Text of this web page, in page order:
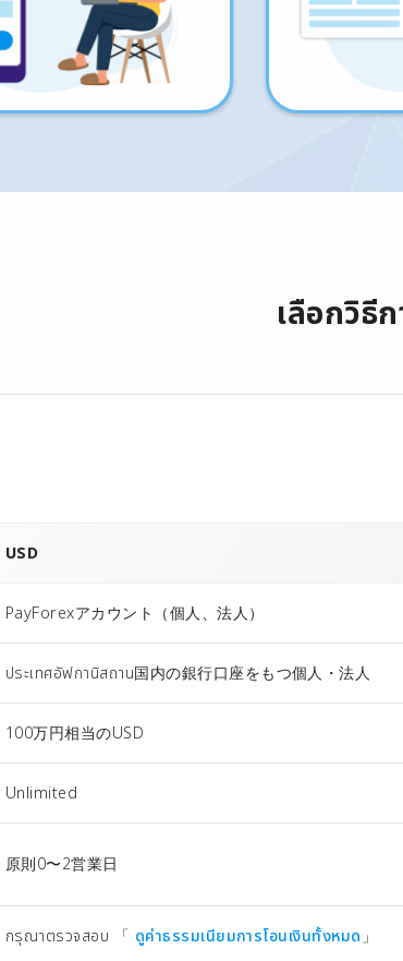
เลือกวิธี
USD
PayForexアカウント（個⼈、法⼈）
ประเทศอัฟกานิสถาน国内の銀行口座をもつ個人・法人
100万円相当のUSD
Unlimited
原則0〜2営業日
กรุณาตรวจสอบ 「 ดูค่าธรรมเนียมการโอนเงินทั้งหมด」